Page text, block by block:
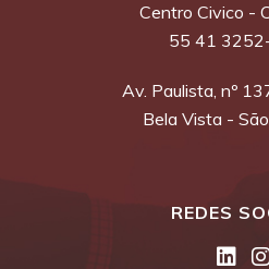
Centro Civico -
55 41
Av. Paulista, nº
Bela Vista -
REDES